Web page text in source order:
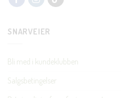
SNARVEIER
Bli med i kundeklubben
Salgsbetingelser